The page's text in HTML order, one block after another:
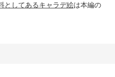
としてあるキャラデ絵は本編の